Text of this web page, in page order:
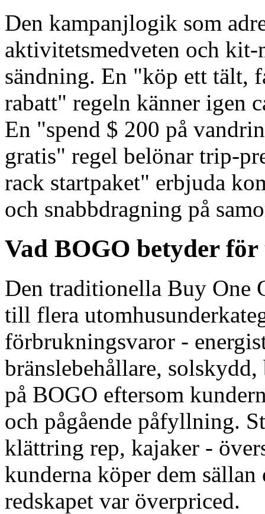
Den kampanjlogik som
aktivitetsmedveten och kit-
sändning. En "köp ett tält,
rabatt" regeln känner igen
En "spend $ 200 på
gratis" regel belönar trip-
rack startpaket" erbjuda
och snabbdragning på
Vad BOGO betyder
Den traditionella Buy One
till flera
förbrukningsvaror -
bränslebehållare,
på BOGO eftersom
och pågående påfyllning.
klättring rep, kajaker -
kunderna köper dem
redskapet var överpriced.